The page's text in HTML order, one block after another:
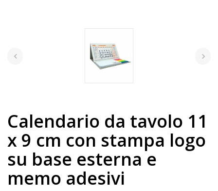
Calendario da tavolo 11
x 9 cm con stampa logo
su base esterna e
memo adesivi